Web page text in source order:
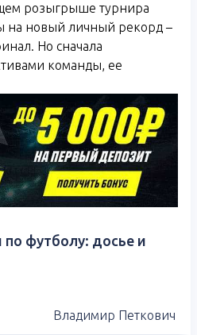
розыгрыше турнира
на новый личный рекорд –
Но сначала
команды, ее
футболу: досье и
Владимир Петкович